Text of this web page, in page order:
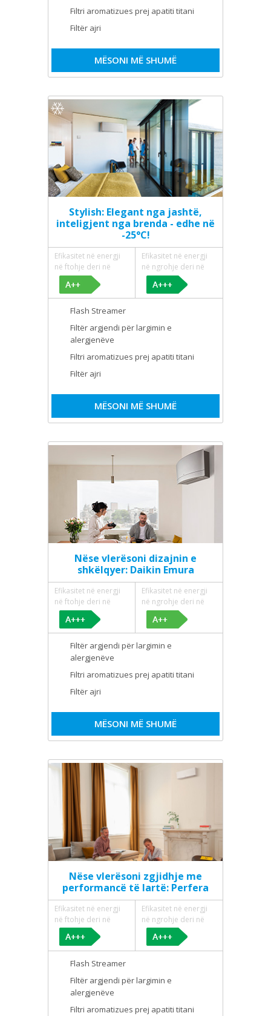
Filtri aromatizues prej apatiti titani
Filtër ajri
MËSONI MË SHUMË
Stylish: Elegant nga jashtë,
inteligjent nga brenda - edhe në
-25°C!
Efikasitet në energji
në ftohje deri në
Efikasitet në energji
në ngrohje deri në
Flash Streamer
Filtër argjendi për largimin e
alergjenëve
Filtri aromatizues prej apatiti titani
Filtër ajri
MËSONI MË SHUMË
Nëse vlerësoni dizajnin e
shkëlqyer: Daikin Emura
Efikasitet në energji
në ftohje deri në
Efikasitet në energji
në ngrohje deri në
Filtër argjendi për largimin e
alergjenëve
Filtri aromatizues prej apatiti titani
Filtër ajri
MËSONI MË SHUMË
Nëse vlerësoni zgjidhje me
performancë të lartë: Perfera
Efikasitet në energji
në ftohje deri në
Efikasitet në energji
në ngrohje deri në
Flash Streamer
Filtër argjendi për largimin e
alergjenëve
Filtri aromatizues prej apatiti titani